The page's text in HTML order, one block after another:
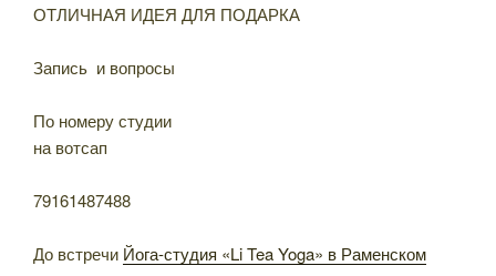
ОТЛИЧНАЯ ИДЕЯ ДЛЯ ПОДАРКА
Запись и вопросы
По номеру студии
на вотсап
79161487488
До встречи Йога-студия «Li Tea Yoga» в Раменском